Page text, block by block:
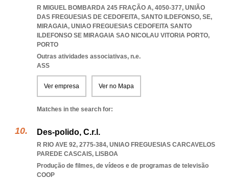
R MIGUEL BOMBARDA 245 FRAÇÃO A, 4050-377, UNIÃO
DAS FREGUESIAS DE CEDOFEITA, SANTO ILDEFONSO, SE,
MIRAGAIA, UNIAO FREGUESIAS CEDOFEITA SANTO
ILDEFONSO SE MIRAGAIA SAO NICOLAU VITORIA PORTO,
PORTO
Outras atividades associativas, n.e.
ASS
Ver empresa Ver no Mapa
Matches in the search for:
Des-polido, C.r.l.
R RIO AVE 92, 2775-384, UNIAO FREGUESIAS CARCAVELOS
PAREDE CASCAIS, LISBOA
Produção de filmes, de vídeos e de programas de televisão
COOP